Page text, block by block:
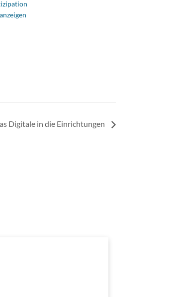
Digitale in die Einrichtungen